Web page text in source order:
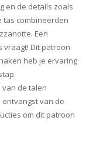
en de details zoals
tas combineerden
Een
vraagt! Dit patroon
heb je ervaring
de talen
ontvangst van de
om dit patroon